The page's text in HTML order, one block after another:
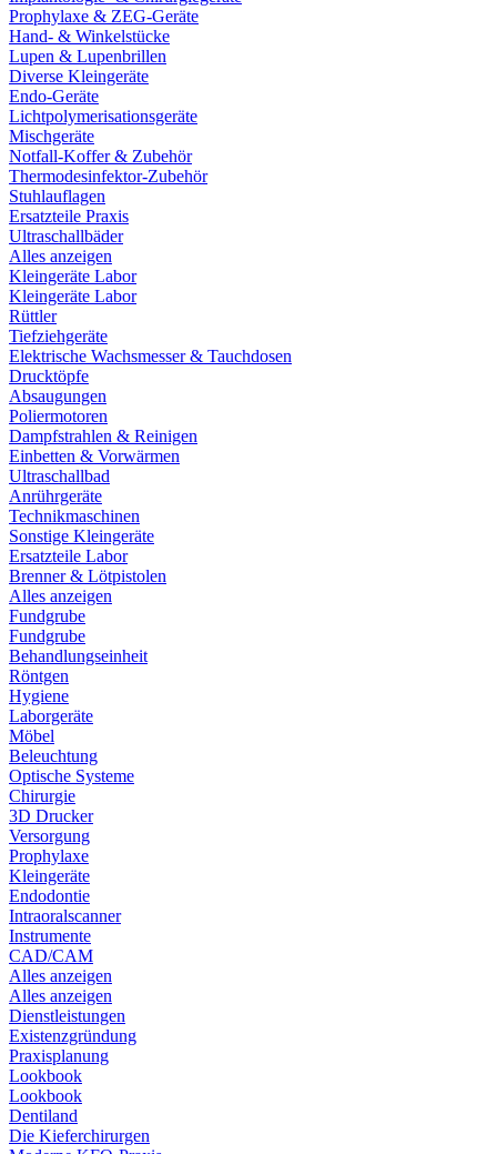
Prophylaxe & ZEG-Geräte
Hand- & Winkelstücke
Lupen & Lupenbrillen
Diverse Kleingeräte
Endo-Geräte
Lichtpolymerisationsgeräte
Mischgeräte
Notfall-Koffer & Zubehör
Thermodesinfektor-Zubehör
Stuhlauflagen
Ersatzteile Praxis
Ultraschallbäder
Alles anzeigen
Kleingeräte Labor
Kleingeräte Labor
Rüttler
Tiefziehgeräte
Elektrische Wachsmesser & Tauchdosen
Drucktöpfe
Absaugungen
Poliermotoren
Dampfstrahlen & Reinigen
Einbetten & Vorwärmen
Ultraschallbad
Anrührgeräte
Technikmaschinen
Sonstige Kleingeräte
Ersatzteile Labor
Brenner & Lötpistolen
Alles anzeigen
Fundgrube
Fundgrube
Behandlungseinheit
Röntgen
Hygiene
Laborgeräte
Möbel
Beleuchtung
Optische Systeme
Chirurgie
3D Drucker
Versorgung
Prophylaxe
Kleingeräte
Endodontie
Intraoralscanner
Instrumente
CAD/CAM
Alles anzeigen
Alles anzeigen
Dienstleistungen
Existenzgründung
Praxisplanung
Lookbook
Lookbook
Dentiland
Die Kieferchirurgen